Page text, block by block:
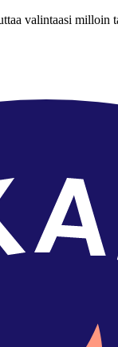
valintaasi milloin